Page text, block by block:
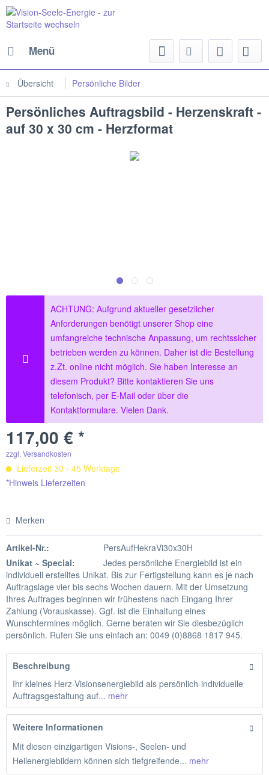
Menü
Übersicht Persönliche Bilder
Persönliches Auftragsbild - Herzenskraft -
auf 30 x 30 cm - Herzformat
ACHTUNG: Aufgrund aktueller gesetzlicher
Anforderungen benötigt unserer Shop eine
umfangreiche technische Anpassung, um rechtssicher
betrieben werden zu können. Daher ist die Bestellung
z.Zt. online nicht möglich. Sie haben Interesse an
diesem Produkt? Bitte kontaktieren Sie uns
telefonisch, per E-Mail oder über die
Kontaktformulare. Vielen Dank.
117,00 € *
zzgl. Versandkosten
Lieferzeit 30 - 45 Werktage
*Hinweis Lieferzeiten
Merken
Artikel-Nr.:
PersAufHekraVi30x30H
Unikat ~ Special:
Jedes persönliche Energiebild ist ein
individuell erstelltes Unikat. Bis zur Fertigstellung kann es je nach
Auftragslage vier bis sechs Wochen dauern. Mit der Umsetzung
Ihres Auftrages beginnen wir frühestens nach Eingang Ihrer
Zahlung (Vorauskasse). Ggf. ist die Einhaltung eines
Wunschtermines möglich. Gerne beraten wir Sie diesbezüglich
persönlich. Rufen Sie uns einfach an: 0049 (0)8868 1817 945.
Beschreibung
Ihr kleines Herz-Visionsenergiebild als persönlich-individuelle
Auftragsgestaltung auf... mehr
Weitere Informationen
Mit diesen einzigartigen Visions-, Seelen- und
Heilenergiebildern können sich tiefgreifende... mehr